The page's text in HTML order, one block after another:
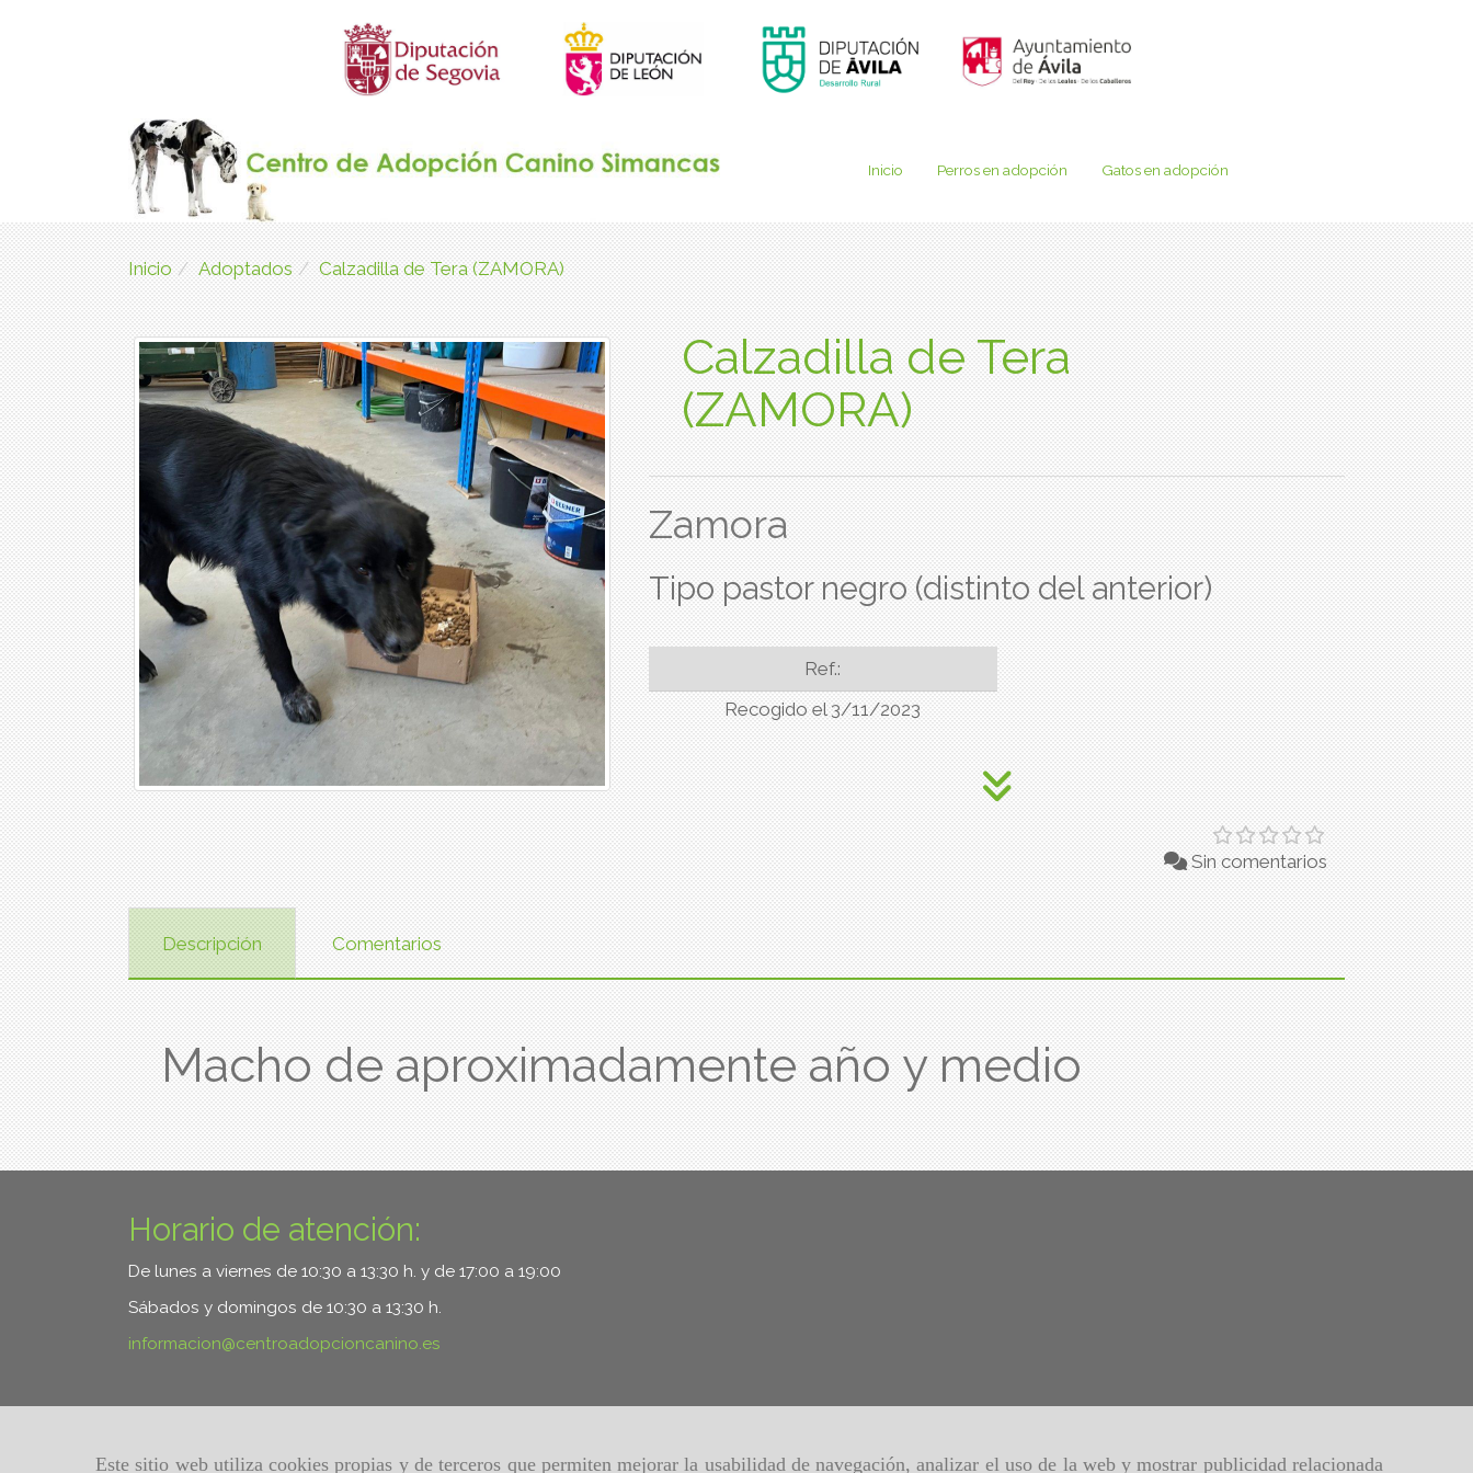
Este sitio web utiliza cookies propias y de terceros que permiten mejorar la usabilidad de navegación, analizar el uso de la web y mostrar publicidad relacionada
Inicio Perros en adopción Gatos en adopción
Inicio Adoptados Calzadilla de Tera (ZAMORA)
Calzadilla de Tera
(ZAMORA)
Zamora
Tipo pastor negro (distinto del anterior)
Ref.:
Recogido el 3/11/2023
Sin comentarios
Descripción Comentarios
Macho de aproximadamente año y medio
Horario de atención:
De lunes a viernes de 10:30 a 13:30 h. y de 17:00 a 19:00
Sábados y domingos de 10:30 a 13:30 h.
informacion
centroadopcioncanino.es